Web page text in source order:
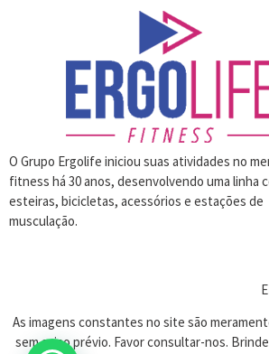
O Grupo Ergolife iniciou suas atividades no
fitness há 30 anos, desenvolvendo uma linha
esteiras, bicicletas, acessórios e estações de
musculação.
As imagens constantes no site são
sem aviso prévio. Favor consultar-nos.